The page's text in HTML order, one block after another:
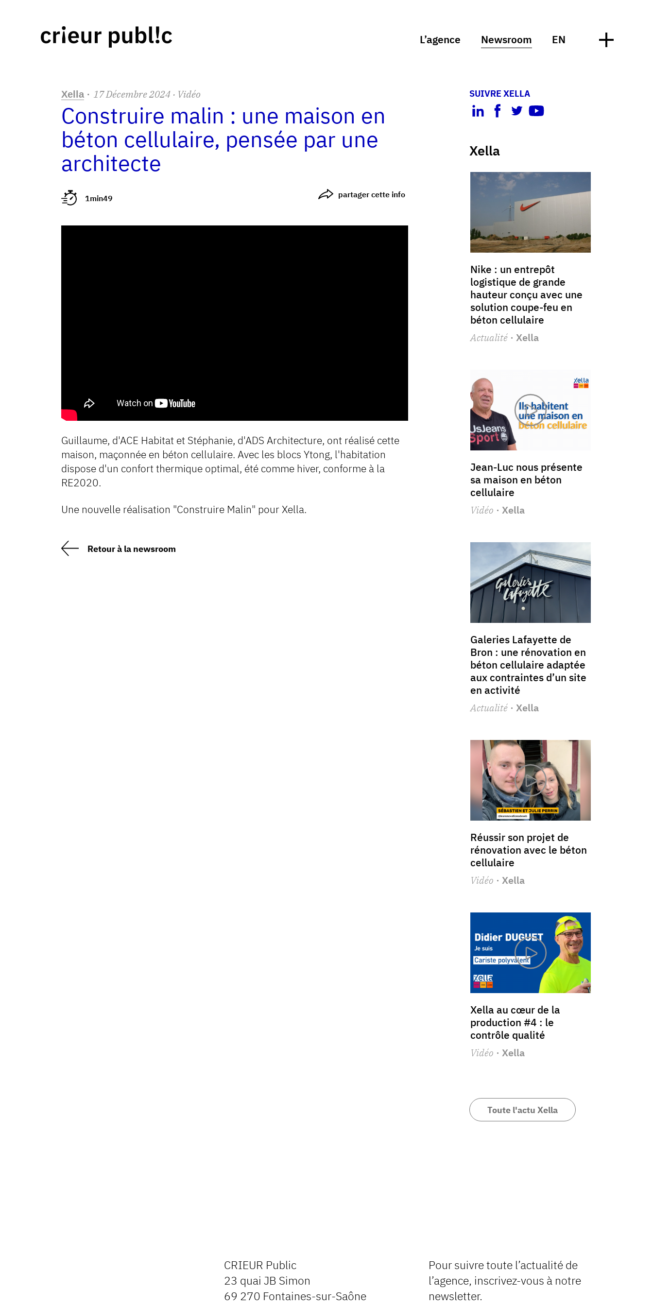
L’agence Newsroom EN
Xella · 17Décembre2024 · Vidéo
Construire malin : une maison en
béton cellulaire, pensée par une
architecte
1min49 partager cette info
Guillaume, d'ACE Habitat et Stéphanie, d'ADS Architecture, ont réalisé cette
maison, maçonnée en béton cellulaire. Avec les blocs Ytong, l'habitation
dispose d'un confort thermique optimal, été comme hiver, conforme à la
RE2020.
Une nouvelle réalisation "Construire Malin" pour Xella.
Retour à la newsroom
SUIVRE XELLA
Xella
Nike : un entrepôt
logistique de grande
hauteur conçu avec une
solution coupe-feu en
béton cellulaire
Actualité· Xella
Jean-Luc nous présente
sa maison en béton
cellulaire
Vidéo · Xella
Galeries Lafayette de
Bron : une rénovation en
béton cellulaire adaptée
aux contraintes d’un site
en activité
Actualité· Xella
Réussir son projet de
rénovation avec le béton
cellulaire
Vidéo · Xella
Xella au cœur de la
production #4 : le
contrôle qualité
Vidéo · Xella
Toute l'actu Xella
CRIEUR Public
23 quai JB Simon
69 270 Fontaines-sur-Saône
Pour suivre toute l’actualité de
l’agence, inscrivez-vous à notre
newsletter.